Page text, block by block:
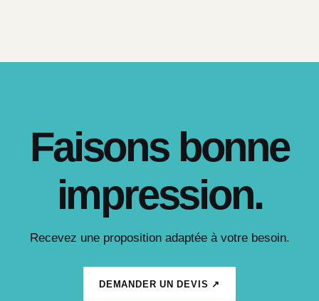
Faisons bonne
impression.
Recevez une proposition adaptée à votre besoin.
DEMANDER UN DEVIS ↗